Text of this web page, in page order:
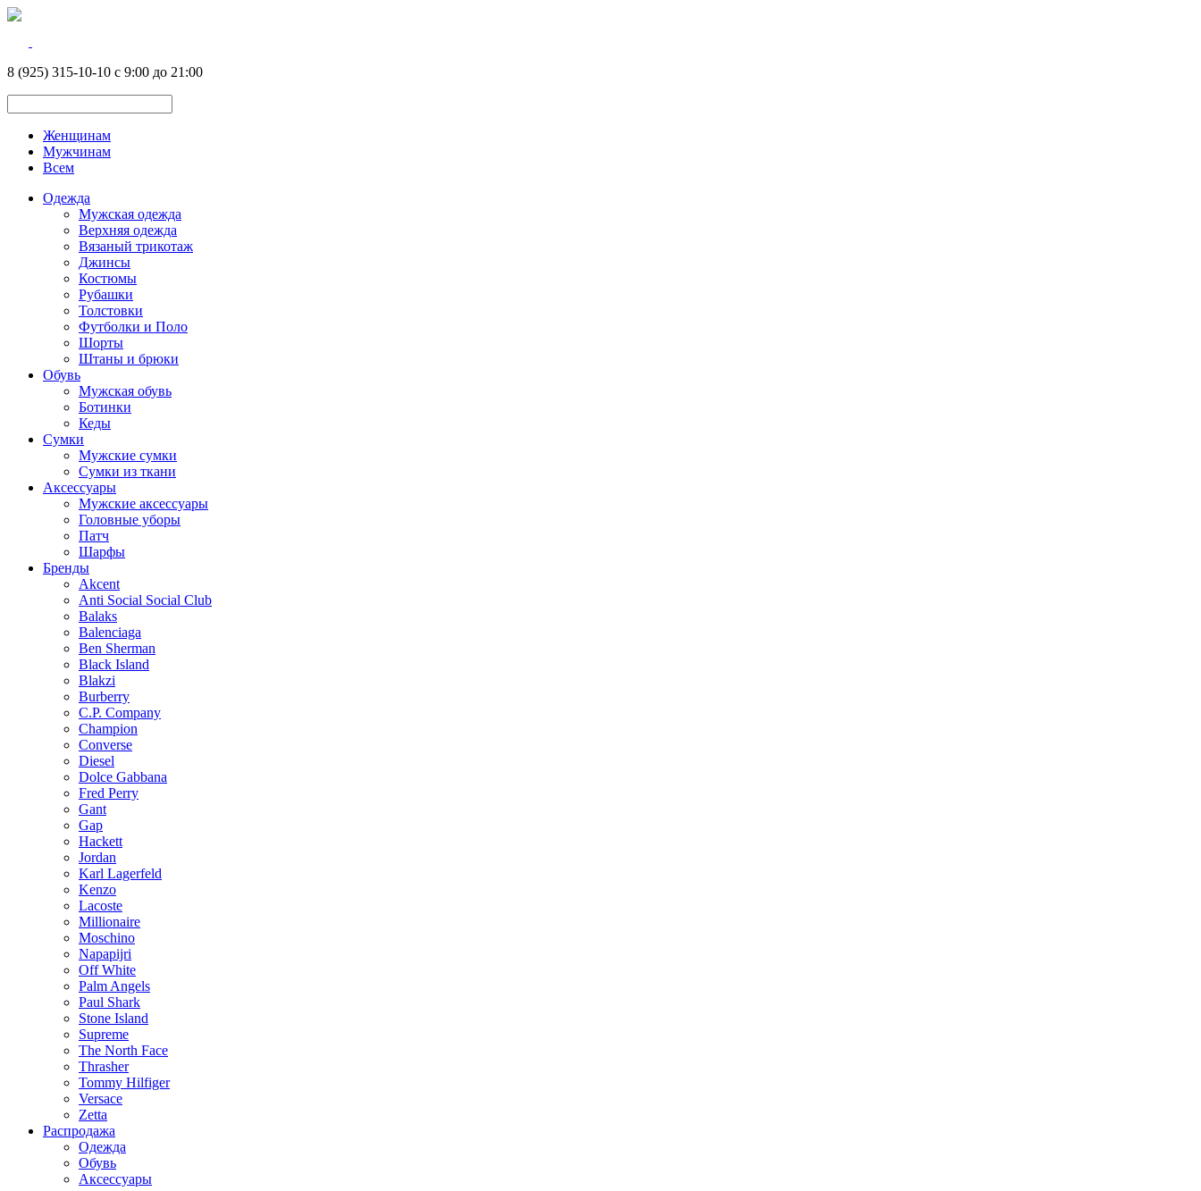
8 (925) 315-10-10 с 9:00 до 21:00
Женщинам
Мужчинам
Всем
Одежда
Мужская одежда
Верхняя одежда
Вязаный трикотаж
Джинсы
Костюмы
Рубашки
Толстовки
Футболки и Поло
Шорты
Штаны и брюки
Обувь
Мужская обувь
Ботинки
Кеды
Сумки
Мужские сумки
Сумки из ткани
Аксессуары
Мужские аксессуары
Головные уборы
Патч
Шарфы
Бренды
Akcent
Anti Social Social Club
Balaks
Balenciaga
Ben Sherman
Black Island
Blakzi
Burberry
C.P. Company
Champion
Converse
Diesel
Dolce Gabbana
Fred Perry
Gant
Gap
Hackett
Jordan
Karl Lagerfeld
Kenzo
Lacoste
Millionaire
Moschino
Napapijri
Off White
Palm Angels
Paul Shark
Stone Island
Supreme
The North Face
Thrasher
Tommy Hilfiger
Versace
Zetta
Распродажа
Одежда
Обувь
Аксессуары